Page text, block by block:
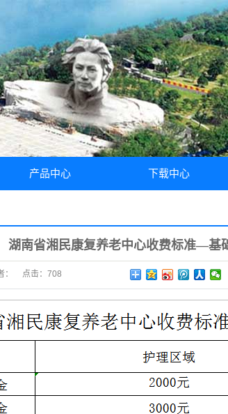
产品中心
矫形器
软性护具
下载中心
湖南省湘民康复养老中心收费标准—基
点击： 708